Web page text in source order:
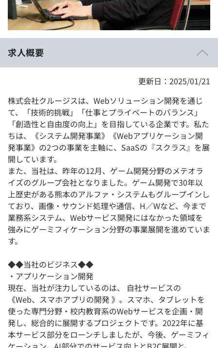
法人向けプラン
学校向けプラン
契約内容・クーポン
求人概要
更新日：2025/01/21
株式会社クルージスは、Webソリューション開発を通じ
て、「技術的挑戦」「仕事とプライベートのバランス」
「創造性と自由度の向上」を目指している企業です。私た
ちは、《システム開発事業》《Webアプリケーション開
発事業》の2つの事業を主軸に、SaaSの『スクラス』を展
開しています。
また、当社は、昨年の12月、ゲーム開発分野のメテオラ
イズのグループ会社となりました。ゲーム開発で30年以
上歴史がある熊本のアルファ・システムもグループインし
ており、画像・サウンド処理や通信、H／Wなど、今まで
業務系システム、Webサービス開発にはなかった領域を
強みにゲーミフィケーション分野の事業展開を進めていま
す。
◆◆当社のビジネス◆◆
・アプリケーション開発
現在、当社が注力しているのは、 自社サービスの
《Web、スマホアプリの開発 》。スマホ、タブレットを
使った専門分野・校内教育系のWebサービスを企画・開
発し、総合的に展開するプロジェクトです。2022年に基
本サービス部分をローンチしましたが、今後、ゲーミフィ